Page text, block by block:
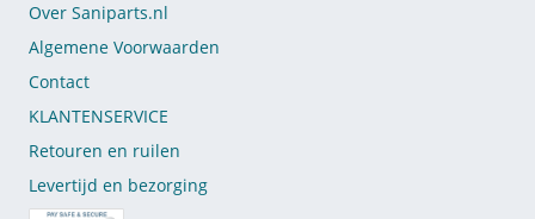
Over Saniparts.nl
Algemene Voorwaarden
Contact
KLANTENSERVICE
Retouren en ruilen
Levertijd en bezorging